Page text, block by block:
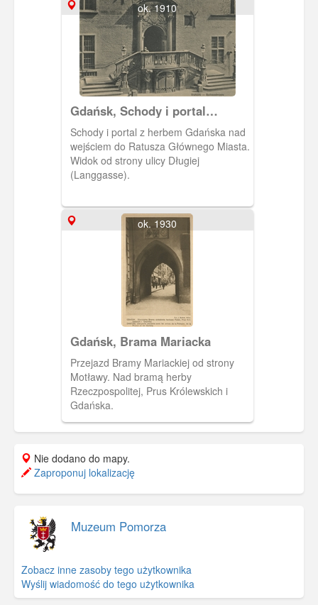
tej berlińskiej firmy mieścił się na
Weidengasse 35-39 (ulica Łąkowa 35-
39).
ok. 1910
Gdańsk, Schody i portal
Ratusza Głównego Miasta
Schody i portal z herbem Gdańska nad
wejściem do Ratusza Głównego Miasta.
Widok od strony ulicy Długiej
(Langgasse).
ok. 1930
Gdańsk, Brama Mariacka
Przejazd Bramy Mariackiej od strony
Motławy. Nad bramą herby
Rzeczpospolitej, Prus Królewskich i
Gdańska.
Nie dodano do mapy.
Zaproponuj lokalizację
Muzeum Pomorza
Zobacz inne zasoby tego użytkownika
Wyślij wiadomość do tego użytkownika